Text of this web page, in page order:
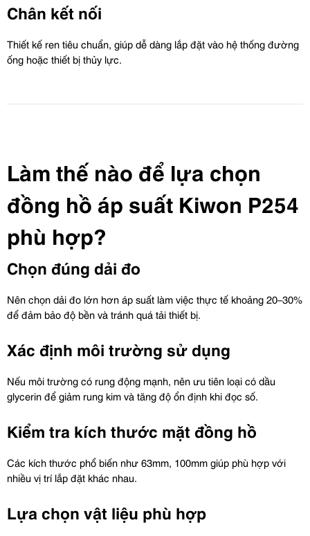
Chân kết nối
Thiết kế ren tiêu chuẩn, giúp dễ dàng lắp đặt vào hệ thống đường
ống hoặc thiết bị thủy lực.
Làm thế nào để lựa chọn
đồng hồ áp suất Kiwon P254
phù hợp?
Chọn đúng dải đo
Nên chọn dải đo lớn hơn áp suất làm việc thực tế khoảng 20–30%
để đảm bảo độ bền và tránh quá tải thiết bị.
Xác định môi trường sử dụng
Nếu môi trường có rung động mạnh, nên ưu tiên loại có dầu
glycerin để giảm rung kim và tăng độ ổn định khi đọc số.
Kiểm tra kích thước mặt đồng hồ
Các kích thước phổ biến như 63mm, 100mm giúp phù hợp với
nhiều vị trí lắp đặt khác nhau.
Lựa chọn vật liệu phù hợp